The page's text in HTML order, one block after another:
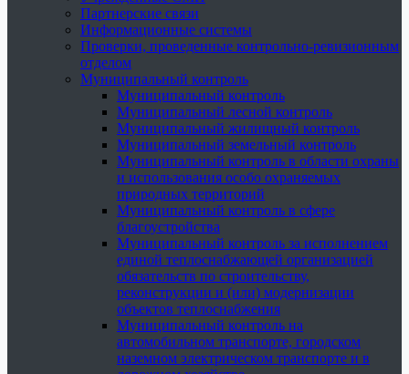
Партнерские связи
Информационные системы
Проверки, проведенные контрольно-ревизионным
отделом
Муниципальный контроль
Муниципальный контроль
Муниципальный лесной контроль
Муниципальный жилищный контроль
Муниципальный земельный контроль
Муниципальный контроль в области охраны
и использования особо охраняемых
природных территорий
Муниципальный контроль в сфере
благоустройства
Муниципальный контроль за исполнением
единой теплоснабжающей организацией
обязательств по строительству,
реконструкции и (или) модернизации
объектов теплоснабжения
Муниципальный контроль на
автомобильном транспорте, городском
наземном электрическом транспорте и в